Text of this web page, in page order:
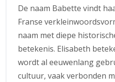
De naam Babette vindt
Franse
naam met diepe
betekenis. Elisabeth
wordt al eeuwenlang
cultuur, vaak verbonden